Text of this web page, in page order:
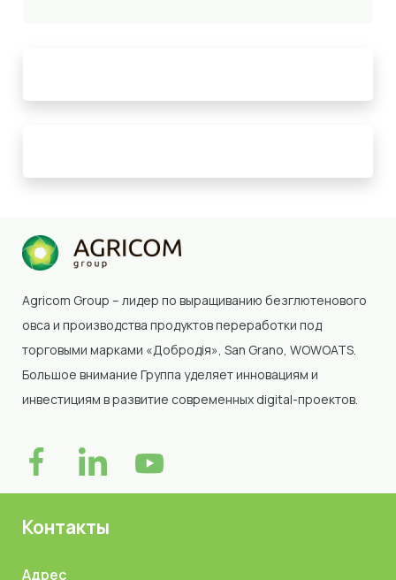
Agricom Group – лидер по выращиванию безглютенового
овса и производства продуктов переработки под
торговыми марками «Добродія», San Grano, WOWOATS.
Большое внимание Группа уделяет инновациям и
инвестициям в развитие современных digital-проектов.
Контакты
Адрес